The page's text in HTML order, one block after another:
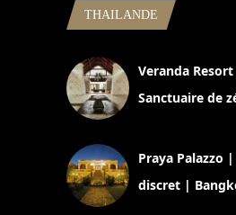
THAILANDE
Veranda
Sanctuaire de
Praya Palazzo
discret |